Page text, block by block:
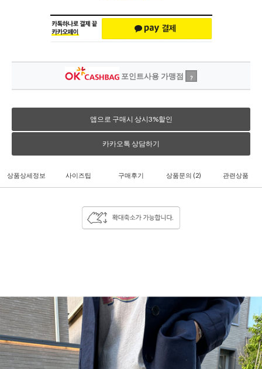
포인트사용 가맹점 ?
앱으로 구매시 상시3%할인
카카오톡 상담하기
상품상세정보 사이즈팁 구매후기 상품문의 (2) 관련상품